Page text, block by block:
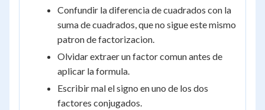
Confundir la diferencia de cuadrados con la
suma de cuadrados, que no sigue este mismo
patron de factorizacion.
Olvidar extraer un factor comun antes de
aplicar la formula.
Escribir mal el signo en uno de los dos
factores conjugados.